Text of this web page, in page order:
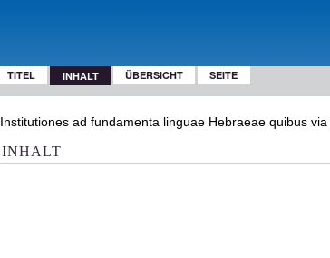
TITEL INHALT ÜBERSICHT SEITE
Institutiones ad fundamenta linguae Hebraeae quibus
INHALT